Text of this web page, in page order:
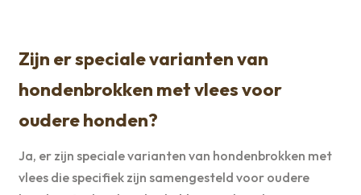
Zijn er speciale varianten van
hondenbrokken met vlees voor
oudere honden?
Ja, er zijn speciale varianten van hondenbrokken met
vlees die specifiek zijn samengesteld voor oudere